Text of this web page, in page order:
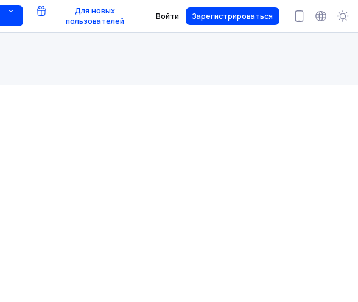
Для новых
пользователей
Войти Зарегистрироваться